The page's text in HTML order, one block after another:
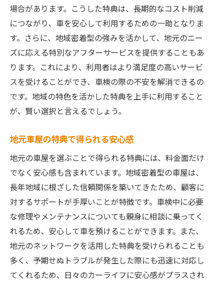
場合があります。こうした特典は、長期的なコスト削減
につながり、車を安心して利用するための一助となりま
す。さらに、地域密着型の強みを活かして、地元のニー
ズに応える特別なアフターサービスを提供することもあ
ります。これにより、利用者はより満足度の高いサービ
スを受けることができ、車検の際の不安を解消できるの
です。地域の特色を活かした特典を上手に利用すること
が、賢い選択と言えるでしょう。
地元車屋の特典で得られる安心感
地元の車屋を選ぶことで得られる特典には、料金面だけ
でなく安心感も含まれています。地域密着型の車屋は、
長年地域に根ざした信頼関係を築いてきたため、顧客に
対するサポートが手厚いことが特徴です。車検中に必要
な修理やメンテナンスについても親身に相談に乗ってく
れるため、安心して車を預けることができます。また、
地元のネットワークを活用した特典を受けられることも
多く、予期せぬトラブルが発生した際にも迅速に対応し
てくれるため、日々のカーライフに安心感がプラスされ